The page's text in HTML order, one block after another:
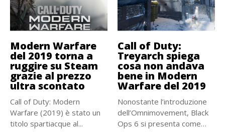
Modern Warfare
del 2019 torna a
ruggire su Steam
grazie al prezzo
ultra scontato
Call of Duty: Modern
Warfare (2019) è stato un
titolo spartiacque al...
Call of Duty:
Treyarch spiega
cosa non andava
bene in Modern
Warfare del 2019
Nonostante l’introduzione
dell’Omnimovement, Black
Ops 6 si presenta come